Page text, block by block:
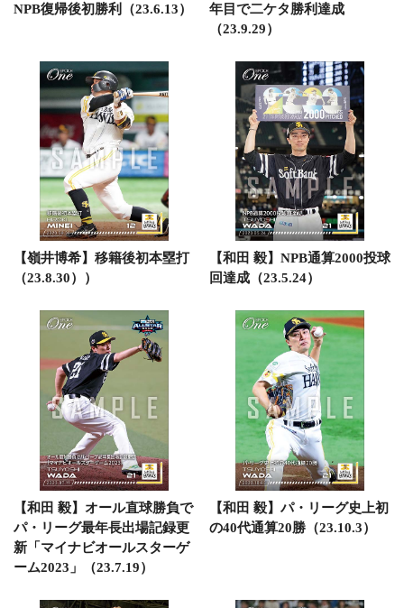
NPB復帰後初勝利（23.6.13）
年目で二ケタ勝利達成
（23.9.29）
【嶺井博希】移籍後初本塁打
（23.8.30））
【和田 毅】NPB通算2000投球
回達成（23.5.24）
【和田 毅】オール直球勝負で
パ・リーグ最年長出場記録更
新「マイナビオールスターゲ
ーム2023」（23.7.19）
【和田 毅】パ・リーグ史上初
の40代通算20勝（23.10.3）